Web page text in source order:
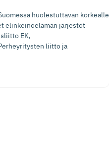
huolestuttavan korkealle
elinkeinoelämän järjestöt
EK,
liitto ja